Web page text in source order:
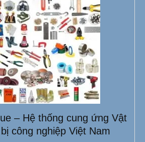
– Hệ thống cung ứng Vật
công nghiệp Việt Nam